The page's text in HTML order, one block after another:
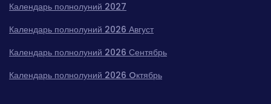
Календарь полнолуний 2027
Календарь полнолуний 2026 Август
Календарь полнолуний 2026 Сентябрь
Календарь полнолуний 2026 Oктябрь